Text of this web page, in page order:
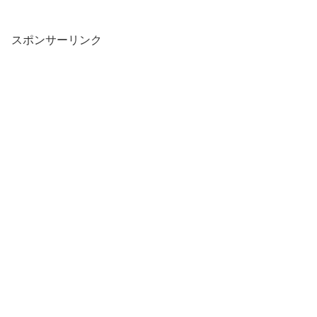
スポンサーリンク